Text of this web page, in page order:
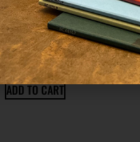
Our Success
THE MOST SECRET METHOD
9.35€
ADD TO CART